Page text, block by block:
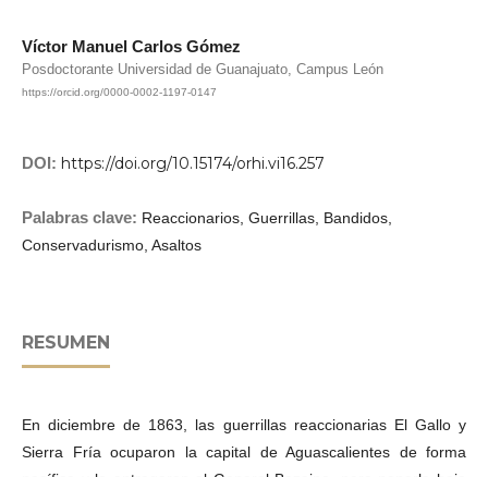
Víctor Manuel Carlos Gómez
Posdoctorante Universidad de Guanajuato, Campus León
https://orcid.org/0000-0002-1197-0147
DOI: https://doi.org/10.15174/orhi.vi16.257
Palabras clave: Reaccionarios, Guerrillas, Bandidos,
Conservadurismo, Asaltos
RESUMEN
En diciembre de 1863, las guerrillas reaccionarias El Gallo y
Sierra Fría ocuparon la capital de Aguascalientes de forma